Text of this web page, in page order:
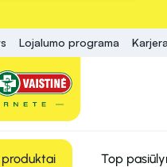
Lojalumo programa Karjera
produktai Top